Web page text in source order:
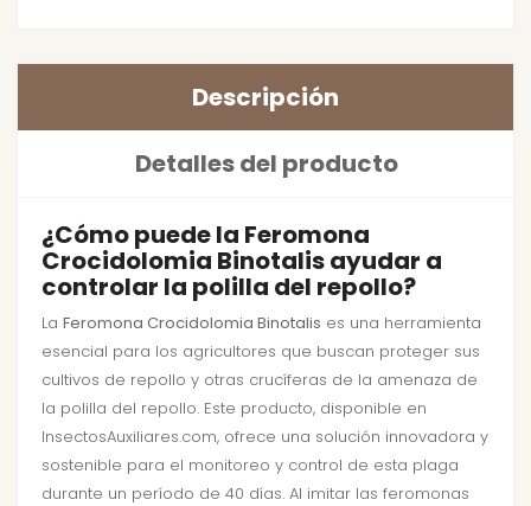
Descripción
Detalles del producto
¿Cómo puede la Feromona
Crocidolomia Binotalis ayudar a
controlar la polilla del repollo?
La Feromona Crocidolomia Binotalis es una herramienta
esencial para los agricultores que buscan proteger sus
cultivos de repollo y otras crucíferas de la amenaza de
la polilla del repollo. Este producto, disponible en
InsectosAuxiliares.com, ofrece una solución innovadora y
sostenible para el monitoreo y control de esta plaga
durante un período de 40 días. Al imitar las feromonas